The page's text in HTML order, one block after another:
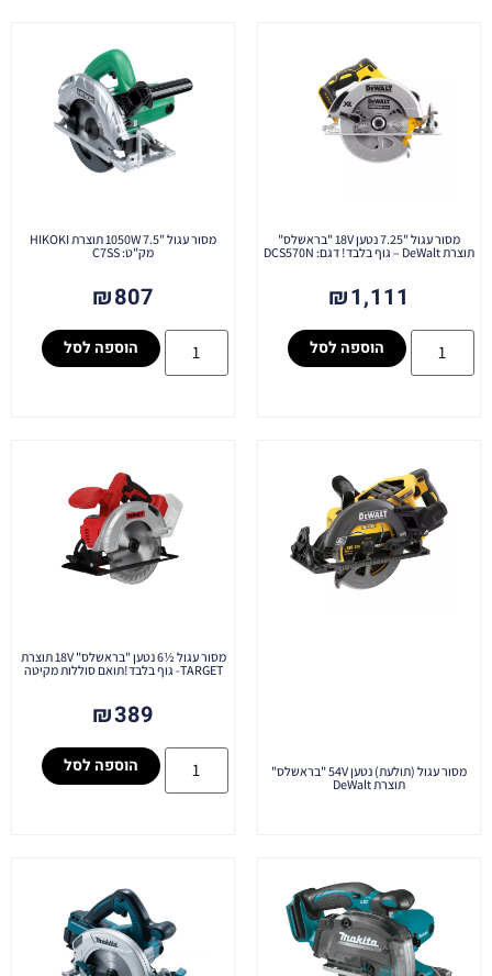
מסור עגול "7.25 נטען 18V "בראשלס"
תוצרת DeWalt – גוף בלבד! דגם: DCS570N
₪1,111
הוספה לסל
מסור עגול "7.5 1050W תוצרת HIKOKI
מק"ט: C7SS
₪807
הוספה לסל
מסור עגול (תולעת) נטען 54V "בראשלס"
תוצרת DeWalt
מסור עגול ½6 נטען "בראשלס" 18V תוצרת
TARGET- גוף בלבד!תואם סוללות מקיטה
₪389
הוספה לסל